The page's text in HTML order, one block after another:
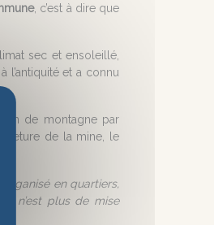
, c’est à dire que
sec et ensoleillé,
l’antiquité et a connu
de montagne par
de la mine, le
en quartiers,
n’est plus de mise